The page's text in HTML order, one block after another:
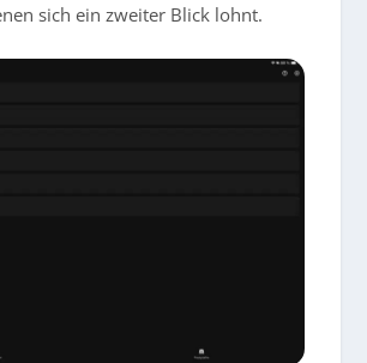
sich ein zweiter Blick lohnt.